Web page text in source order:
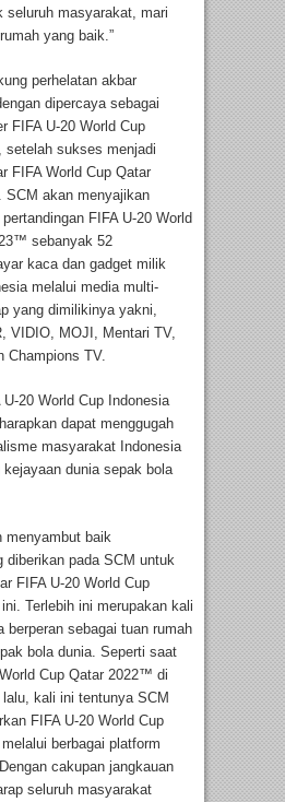
seluruh masyarakat, mari
yang baik.”
perhelatan akbar
dipercaya sebagai
FIFA U-20 World Cup
setelah sukses menjadi
FIFA World Cup Qatar
akan menyajikan
FIFA U-20 World
sebanyak 52
kaca dan gadget milik
melalui media multi-
yang dimilikinya yakni,
VIDIO, MOJI, Mentari TV,
Champions TV.
U-20 World Cup Indonesia
dapat menggugah
masyarakat Indonesia
dunia sepak bola
menyambut baik
diberikan pada SCM untuk
FIFA U-20 World Cup
Terlebih ini merupakan kali
berperan sebagai tuan rumah
bola dunia. Seperti saat
Cup Qatar 2022™ di
kali ini tentunya SCM
FIFA U-20 World Cup
berbagai platform
cakupan jangkauan
seluruh masyarakat